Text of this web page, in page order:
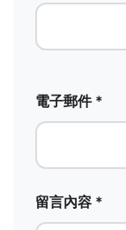
電子郵件 *
留言內容 *